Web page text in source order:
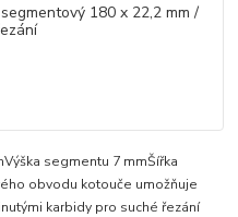
segmentu 7 mmŠířka
obvodu kotouče umožňuje
karbidy pro suché řezání